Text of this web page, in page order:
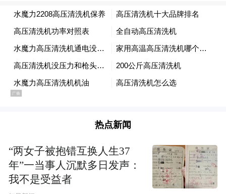
的调整时间并不算充裕。国足打完新加坡之
后即刻回国休整，间隔仅四天就迎来中泰之
战，短短数日想要彻底摆脱身体疲劳、达到
比赛标准，对34岁、常年带伤作战的武磊难
度不小。教练组的用人逻辑同样是变量，新
帅邵佳一本期招入多名年轻锋线球员，目的
度缓慢，出于保护老将、锻炼年轻队员的考
量，即便留在名单之中，也可能被雪藏，整
场比赛一分钟登场机会都得不到。
热点新闻
“两女子被抱错互换人生37
年”一当事人沉默多日发声：
我不是受益者